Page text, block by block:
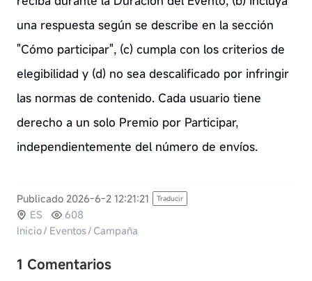
una respuesta según se describe en la sección
"Cómo participar", (c) cumpla con los criterios de
elegibilidad y (d) no sea descalificado por infringir
las normas de contenido. Cada usuario tiene
derecho a un solo Premio por Participar,
independientemente del número de envíos.
Publicado 2026-6-2 12:21:21 Traducir
ES
608
Inicio/ Eventos/ Campaña
1 Comentarios